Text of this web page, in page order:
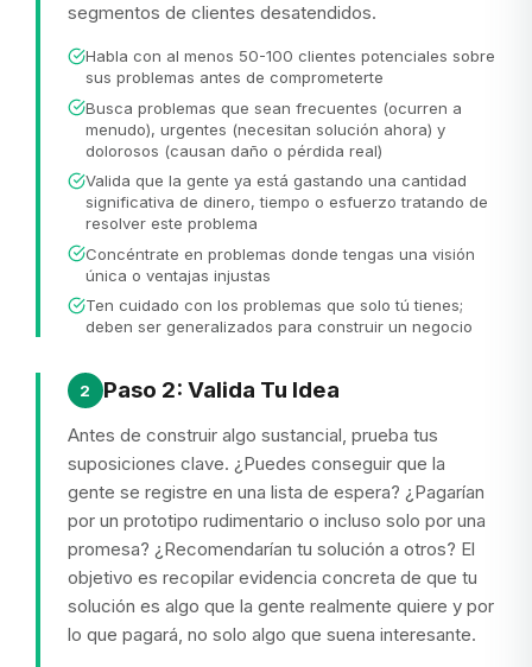
segmentos de clientes desatendidos.
Habla con al menos 50-100 clientes potenciales sobre
sus problemas antes de comprometerte
Busca problemas que sean frecuentes (ocurren a
menudo), urgentes (necesitan solución ahora) y
dolorosos (causan daño o pérdida real)
Valida que la gente ya está gastando una cantidad
significativa de dinero, tiempo o esfuerzo tratando de
resolver este problema
Concéntrate en problemas donde tengas una visión
única o ventajas injustas
Ten cuidado con los problemas que solo tú tienes;
deben ser generalizados para construir un negocio
2 Paso 2: Valida Tu Idea
Antes de construir algo sustancial, prueba tus
suposiciones clave. ¿Puedes conseguir que la
gente se registre en una lista de espera? ¿Pagarían
por un prototipo rudimentario o incluso solo por una
promesa? ¿Recomendarían tu solución a otros? El
objetivo es recopilar evidencia concreta de que tu
solución es algo que la gente realmente quiere y por
lo que pagará, no solo algo que suena interesante.